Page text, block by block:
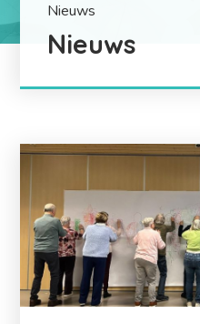
Nieuws
Nieuws